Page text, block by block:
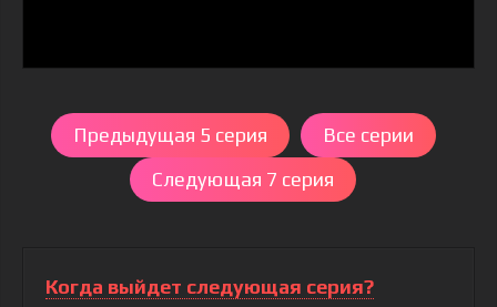
Предыдущая 5 серия
Все серии
Следующая 7 серия
Когда выйдет следующая серия?